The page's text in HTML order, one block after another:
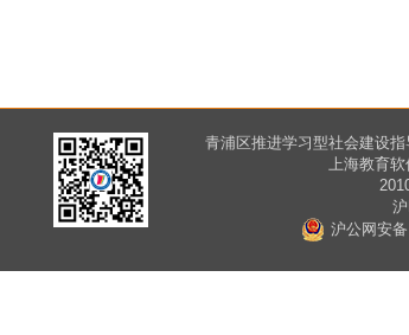
青浦区推进学习型社会建设
上海教育
沪公网安